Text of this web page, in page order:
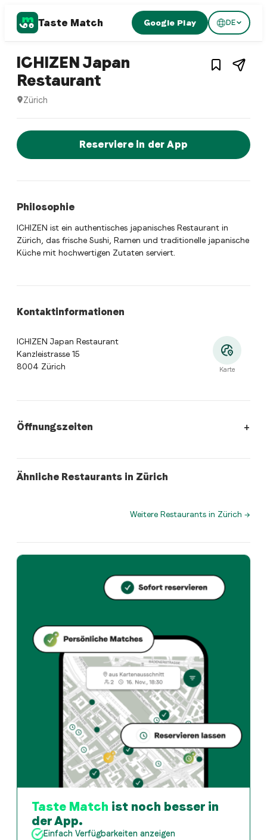
Taste Match Google Play DE
Japanese restaurant 1 3
ICHIZEN Japan
Restaurant– Restaurant in
Zürich
Jetzt sofort einen Tisch
Reserviere in der App
Philosophie
ICHIZEN ist ein authentisches japanisches Restaurant in
Zürich, das frische Sushi, Ramen und traditionelle japanische
Küche mit hochwertigen Zutaten serviert.
Kontaktinformationen
ICHIZEN Japan Restaurant
Kanzleistrasse 15
8004 Zürich
Karte
Öffnungszeiten
Ähnliche Restaurants in Zürich
asianFusion
Restaurant The Yard
japanese
Kokoro
Wo befindet sich ICHIZEN Japan Restaurant?
ICHIZEN Japan Restaurant bietet zurich und
Reserviere direkt über die Taste Match App – in
Wann ist ICHIZEN Japan Restaurant geöffnet?
Die Taste Match App analysiert deinen
Weitere Restaurants in Zürich →
Taste Match ist noch besser in
der App.
Einfach Verfügbarkeiten anzeigen